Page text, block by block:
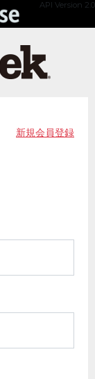
API Version 2.0
新規会員登録